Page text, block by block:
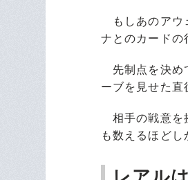
もしあのアウ
ナとのカードの
先制点を決め
ーブを見せた直
相手の戦意を
も数えるほどし